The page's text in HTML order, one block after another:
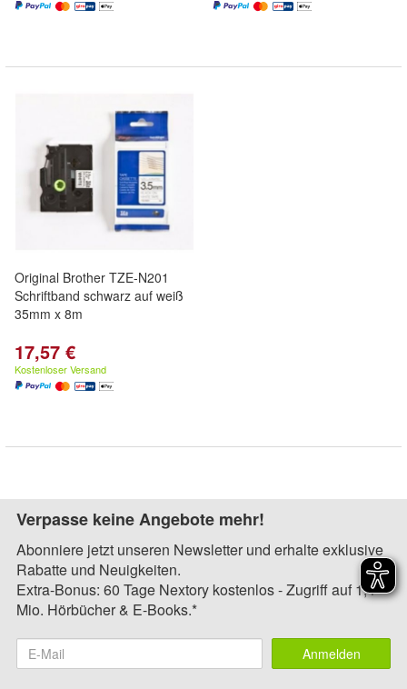
Original Brother TZE-N201
Schriftband schwarz auf weiß
35mm x 8m
17,57 €
Kostenloser Versand
Verpasse keine Angebote mehr!
Abonniere jetzt unseren Newsletter und erhalte exklusive
Rabatte und Neuigkeiten.
Extra-Bonus: 60 Tage Nextory kostenlos - Zugriff auf 1,4
Mio. Hörbücher & E-Books.*
Anmelden